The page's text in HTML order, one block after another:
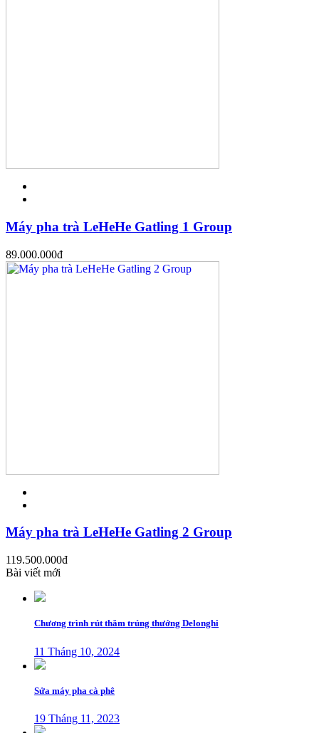
Máy pha trà LeHeHe Gatling 1 Group
89.000.000đ
Máy pha trà LeHeHe Gatling 2 Group
119.500.000đ
Bài viết mới
Chương trình rút thăm trúng thưởng Delonghi
11 Tháng 10, 2024
Sửa máy pha cà phê
19 Tháng 11, 2023